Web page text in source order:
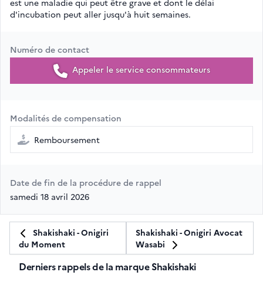
est une maladie qui peut être grave et dont le délai
d'incubation peut aller jusqu'à huit semaines.
Numéro de contact
Appeler le service consommateurs
Modalités de compensation
Remboursement
Date de fin de la procédure de rappel
samedi 18 avril 2026
Shakishaki - Onigiri
du Moment
Shakishaki - Onigiri Avocat
Wasabi
Derniers rappels de la marque Shakishaki